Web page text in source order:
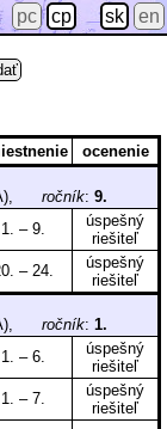
pc cp sk en
ocenenie
ročník: 9.
1. – 9.
úspešný
riešiteľ
– 24.
úspešný
riešiteľ
ročník: 1.
1. – 6.
úspešný
riešiteľ
1. – 7.
úspešný
riešiteľ